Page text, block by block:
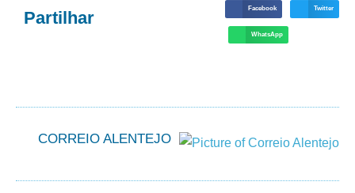
Partilhar Facebook Twitter
WhatsApp
CORREIO ALENTEJO